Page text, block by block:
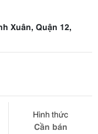
Xuân, Quận 12,
Hình thức
Cần bán